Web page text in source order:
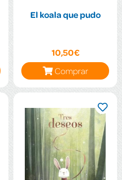
El koala que pudo
10,50€
Comprar